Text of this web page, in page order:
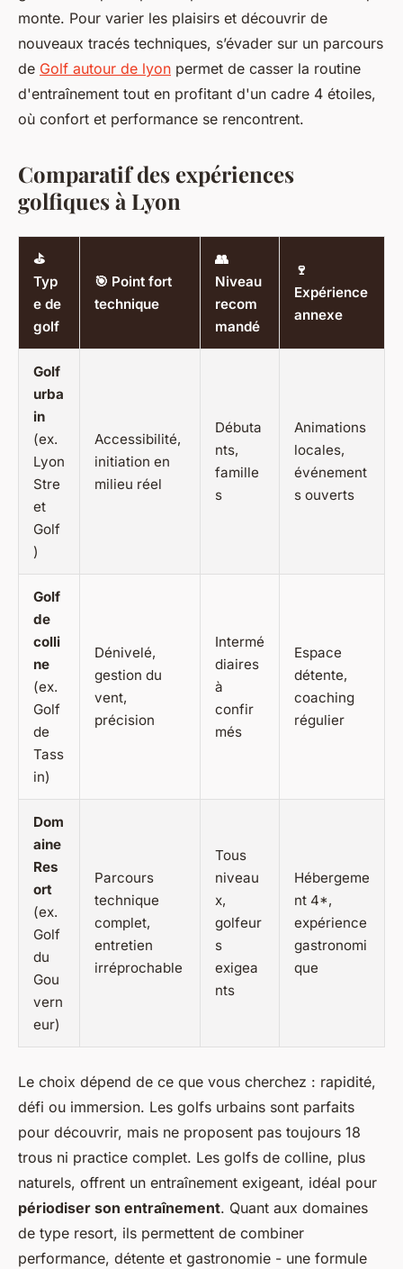
monte. Pour varier les plaisirs et découvrir de
nouveaux tracés techniques, s’évader sur un parcours
de Golf autour de lyon permet de casser la routine
d'entraînement tout en profitant d'un cadre 4 étoiles,
où confort et performance se rencontrent.
Comparatif des expériences
golfiques à Lyon
⛳
Typ
e de
golf
🎯 Point fort
technique
👥
Niveau
recom
mandé
🍷
Expérience
annexe
Golf
urba
in
(ex.
Lyon
Stre
et
Golf
)
Accessibilité,
initiation en
milieu réel
Débuta
nts,
famille
s
Animations
locales,
événement
s ouverts
Golf
de
colli
ne
(ex.
Golf
de
Tass
in)
Dénivelé,
gestion du
vent,
précision
Intermé
diaires
à
confir
més
Espace
détente,
coaching
régulier
Dom
aine
Res
ort
(ex.
Golf
du
Gou
vern
eur)
Parcours
technique
complet,
entretien
irréprochable
Tous
niveau
x,
golfeur
s
exigea
nts
Hébergeme
nt 4*,
expérience
gastronomi
que
Le choix dépend de ce que vous cherchez : rapidité,
défi ou immersion. Les golfs urbains sont parfaits
pour découvrir, mais ne proposent pas toujours 18
trous ni practice complet. Les golfs de colline, plus
naturels, offrent un entraînement exigeant, idéal pour
périodiser son entraînement. Quant aux domaines
de type resort, ils permettent de combiner
performance, détente et gastronomie - une formule